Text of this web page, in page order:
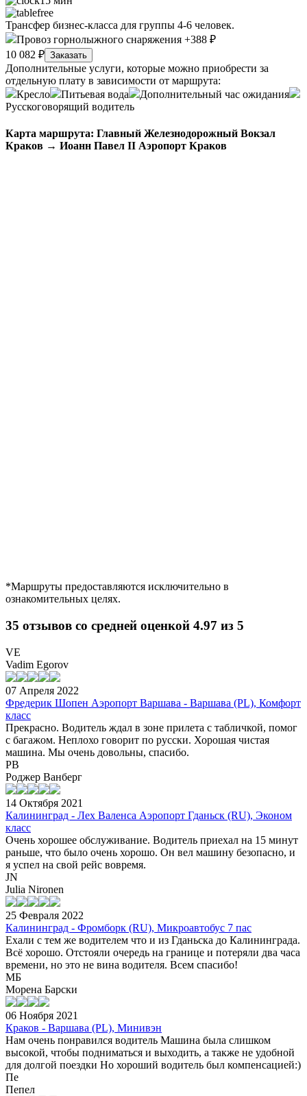
free
Трансфер бизнес-класса для группы 4-6 человек.
Провоз горнолыжного снаряжения +388 ₽
10 082 ₽ Заказать
Дополнительные услуги, которые можно приобрести за
отдельную плату в зависимости от маршрута:
Кресло
Питьевая вода
Дополнительный час ожидания
Русскоговорящий водитель
Карта маршрута: Главный Железнодорожный Вокзал
Краков → Иоанн Павел II Аэропорт Краков
*Маршруты предоставляются исключительно в
ознакомительных целях.
35 отзывов со средней оценкой 4.97 из 5
VE
Vadim Egorov
07 Апреля 2022
Фредерик Шопен Аэропорт Варшава - Варшава (PL), Комфорт
класс
Прекрасно. Водитель ждал в зоне прилета с табличкой, помог
с багажом. Неплохо говорит по русски. Хорошая чистая
машина. Мы очень довольны, спасибо.
РВ
Роджер Ванберг
14 Октября 2021
Калининград - Лех Валенса Аэропорт Гданьск (RU), Эконом
класс
Очень хорошее обслуживание. Водитель приехал на 15 минут
раньше, что было очень хорошо. Он вел машину безопасно, и
я успел на свой рейс вовремя.
JN
Julia Nironen
25 Февраля 2022
Калининград - Фромборк (RU), Микроавтобус 7 пас
Ехали с тем же водителем что и из Гданьска до Калининграда.
Всё хорошо. Отстояли очередь на границе и потеряли два часа
времени, но это не вина водителя. Всем спасибо!
МБ
Морена Барски
06 Ноября 2021
Краков - Варшава (PL), Минивэн
Нам очень понравился водитель Машина была слишком
высокой, чтобы подниматься и выходить, а также не удобной
для долгой поездки Но хороший водитель был компенсацией:)
Пе
Пепел